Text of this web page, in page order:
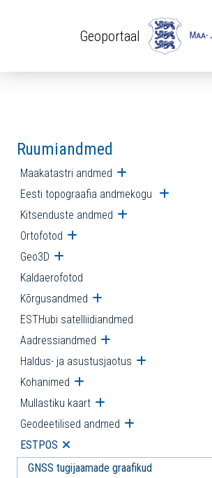
Geoportaal
Ruumiandmed
Maakatastri andmed Ava alammenüü
Eesti topograafia andmekogu Ava
Kitsenduste andmed Ava alammenüü
Ortofotod Ava alammenüü
Geo3D Ava alammenüü
Kaldaerofotod
Kõrgusandmed Ava alammenüü
ESTHubi satelliidiandmed
Aadressiandmed Ava alammenüü
Haldus- ja asustusjaotus Ava
Kohanimed Ava alammenüü
Mullastiku kaart Ava alammenüü
Geodeetilised andmed Ava
ESTPOS Ava alammenüü
GNSS tugijaamade graafikud